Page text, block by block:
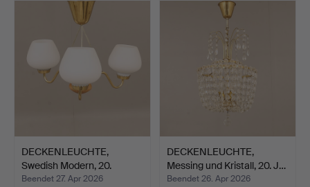
DECKENLEUCHTE,
Swedish Modern, 20.
Jahrhun…
Beendet 27. Apr 2026
DECKENLEUCHTE,
Messing und Kristall, 20. J…
Beendet 26. Apr 2026